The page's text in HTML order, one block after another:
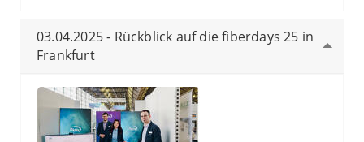
03.04.2025 - Rückblick auf die fiberdays 25 in
Frankfurt